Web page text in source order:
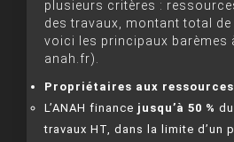
plusieurs critères :
des travaux, montant total de
voici les principaux barèmes
anah.fr).
Propriétaires aux
L’ANAH finance jusqu’à 50 %
travaux HT, dans la limite d’un